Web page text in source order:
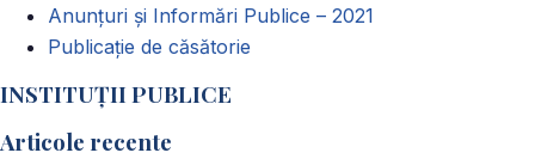
Anunțuri și Informări Publice – 2021
Publicație de căsătorie
INSTITUȚII PUBLICE
Articole recente